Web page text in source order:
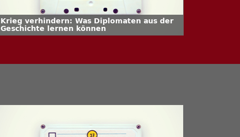
Krieg verhindern: Was Diplomaten aus der
Geschichte lernen können